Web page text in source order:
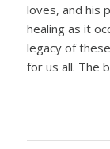
loves, and his
healing as it
legacy of
for us all. The